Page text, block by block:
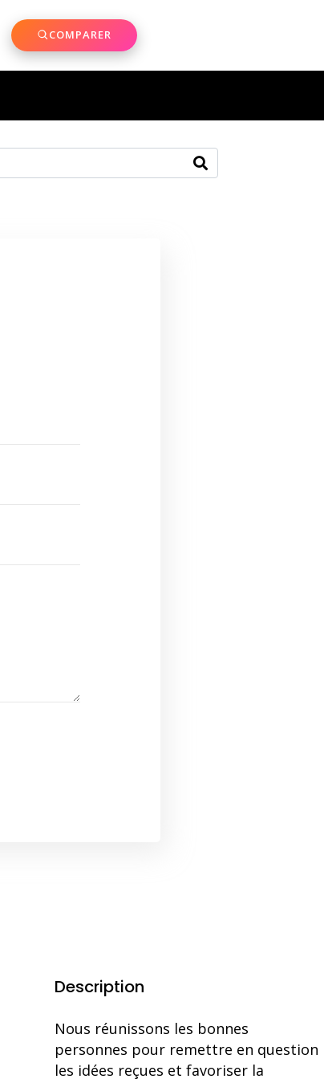
COMPARER
Description
Nous réunissons les bonnes
personnes pour remettre en question
les idées reçues et favoriser la